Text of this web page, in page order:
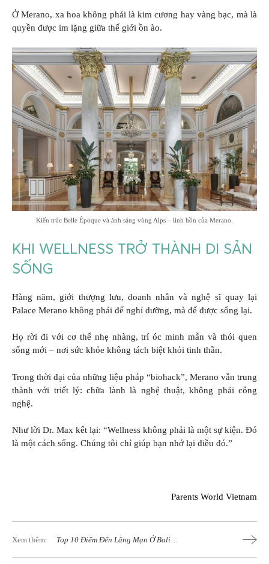
Ở Merano, xa hoa không phải là kim cương hay vàng bạc, mà là
quyền được im lặng giữa thế giới ồn ào.
Kiến trúc Belle Époque và ánh sáng vùng Alps – linh hồn của Merano.
KHI WELLNESS TRỞ THÀNH DI SẢN
SỐNG
Hàng năm, giới thượng lưu, doanh nhân và nghệ sĩ quay lại
Palace Merano không phải để nghỉ dưỡng, mà để được sống lại.
Họ rời đi với cơ thể nhẹ nhàng, trí óc minh mẫn và thói quen
sống mới – nơi sức khỏe không tách biệt khỏi tinh thần.
Trong thời đại của những liệu pháp “biohack”, Merano vẫn trung
thành với triết lý: chữa lành là nghệ thuật, không phải công
nghệ.
Như lời Dr. Max kết lại: “Wellness không phải là một sự kiện. Đó
là một cách sống. Chúng tôi chỉ giúp bạn nhớ lại điều đó.”
Parents World Vietnam
Xem thêm:
Top 10 Điểm Đến Lãng Mạn Ở Bali